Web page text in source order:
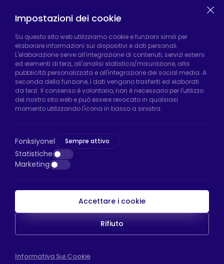
Fabbrica di Hadımköy:Atatürk Industrial Zone,
Uzunçayır Street, No:11 Hadımköy, 34555
Arnavutköy/Istanbul
Telefono:+90 212 640 66 46
Email:export@htsteker.com
Negozio Bayrampasa:Kocatepe
Bayrampaşa/Istanbul
Telefono:+90 530 044 64 87
Email:info@htsteker.com
Pagamento HTS
İSTANBUL WEB TASARIM AJANSI - PENTA
Impostazioni dei cookie
Su questo sito web utilizziamo cookie e funzioni simili per
elaborare informazioni sui dispositivi e dati personali.
L'elaborazione serve all'integrazione di contenuti, servizi esterni
ed elementi di terzi, all'analisi statistica/misurazione, alla
pubblicità personalizzata e all'integrazione dei social media. A
seconda della funzione, i dati vengono trasferiti ed elaborati
da terzi. Il consenso è volontario, non è necessario per l'utilizzo
del nostro sito web e può essere revocato in qualsiasi
momento utilizzando l'icona in basso a sinistra.
Fonksiyonel Sempre attivo
Statistiche
Marketing
Accettare i cookie
Rifiuto
Informativa Sui Cookie